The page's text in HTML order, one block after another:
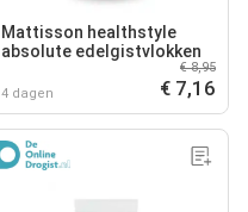
Mattisson healthstyle
absolute edelgistvlokken
4 dagen
€ 8,95
€ 7,16